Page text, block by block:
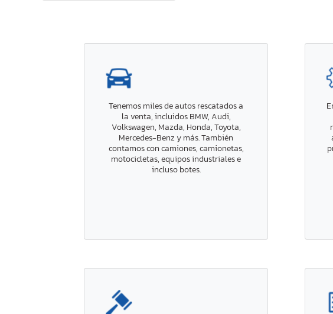
Tenemos miles de autos rescatados a
la venta, incluidos BMW, Audi,
Volkswagen, Mazda, Honda, Toyota,
Mercedes-Benz y más. También
contamos con camiones, camionetas,
motocicletas, equipos industriales e
incluso botes.